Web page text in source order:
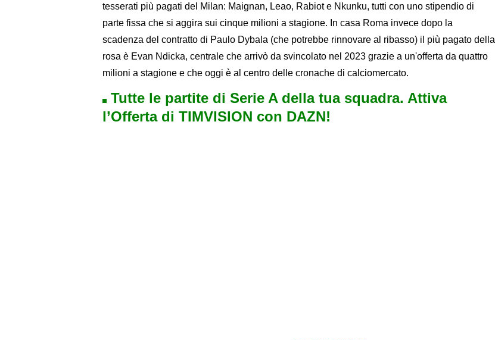
tesserati più pagati del Milan: Maignan, Leao, Rabiot e Nkunku, tutti con uno stipendio di
parte fissa che si aggira sui cinque milioni a stagione. In casa Roma invece dopo la
scadenza del contratto di Paulo Dybala (che potrebbe rinnovare al ribasso) il più pagato della
rosa è Evan Ndicka, centrale che arrivò da svincolato nel 2023 grazie a un'offerta da quattro
milioni a stagione e che oggi è al centro delle cronache di calciomercato.
Tutte le partite di Serie A della tua squadra. Attiva
l’Offerta di TIMVISION con DAZN!